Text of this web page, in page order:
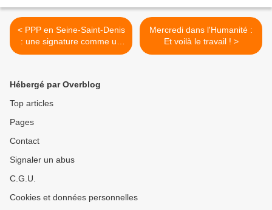
< PPP en Seine-Saint-Denis
: une signature comme un
aveu !
Mercredi dans l'Humanité :
Et voilà le travail ! >
Hébergé par Overblog
Top articles
Pages
Contact
Signaler un abus
C.G.U.
Cookies et données personnelles